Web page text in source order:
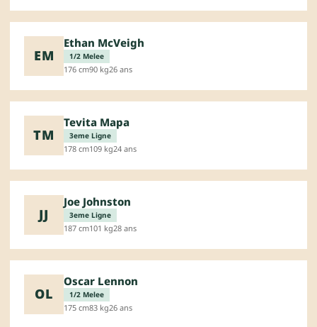
EM
Ethan McVeigh
1/2 Melee
176 cm90 kg26 ans
TM
Tevita Mapa
3eme Ligne
178 cm109 kg24 ans
JJ
Joe Johnston
3eme Ligne
187 cm101 kg28 ans
OL
Oscar Lennon
1/2 Melee
175 cm83 kg26 ans